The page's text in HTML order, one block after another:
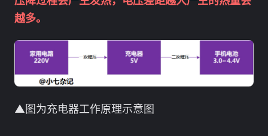
越多。
▲图为充电器工作原理示意图